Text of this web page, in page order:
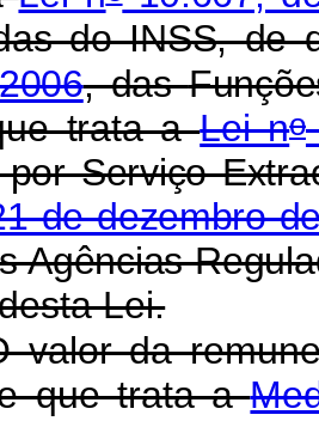
do INSS,
, das
trata aLei no
por Serviço
de dezembro
Agências
Lei.
da
que trata a